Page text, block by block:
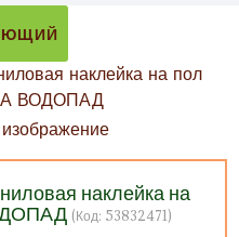
наклейка на
(Код: 53832471)